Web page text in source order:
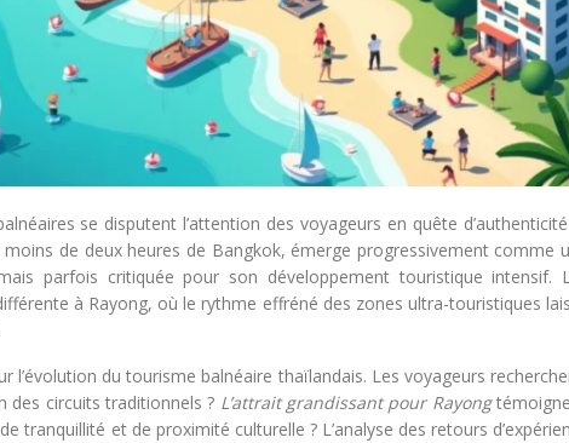
se disputent l’attention des voyageurs en quête
de deux heures de Bangkok, émerge progressivement comme
parfois critiquée pour son développement touristique intensif.
à Rayong, où le rythme effréné des zones ultra-touristiques
l’évolution du tourisme balnéaire thaïlandais. Les voyageurs
des circuits traditionnels ? L’attrait grandissant pour Rayong
tranquillité et de proximité culturelle ? L’analyse des retours